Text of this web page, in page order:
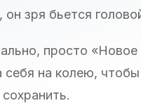
зря бьется
просто
себя на колею,